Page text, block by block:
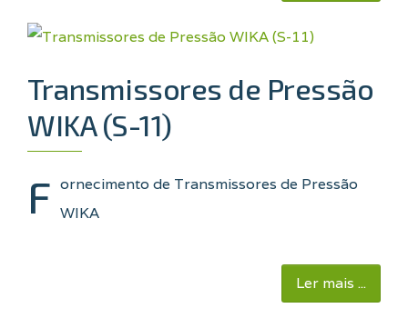
Transmissores de Pressão
WIKA (S-11)
F ornecimento de Transmissores de Pressão
WIKA
Ler mais ...